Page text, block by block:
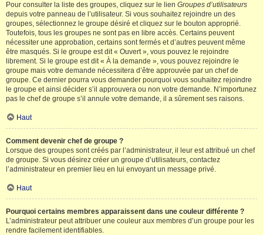
Pour consulter la liste des groupes, cliquez sur le lien Groupes d’utilisateurs
depuis votre panneau de l’utilisateur. Si vous souhaitez rejoindre un des
groupes, sélectionnez le groupe désiré et cliquez sur le bouton approprié.
Toutefois, tous les groupes ne sont pas en libre accès. Certains peuvent
nécessiter une approbation, certains sont fermés et d’autres peuvent même
être masqués. Si le groupe est dit « Ouvert », vous pouvez le rejoindre
librement. Si le groupe est dit « À la demande », vous pouvez rejoindre le
groupe mais votre demande nécessitera d’être approuvée par un chef de
groupe. Ce dernier pourra vous demander pourquoi vous souhaitez rejoindre
le groupe et ainsi décider s’il approuvera ou non votre demande. N’importunez
pas le chef de groupe s’il annule votre demande, il a sûrement ses raisons.
Haut
Comment devenir chef de groupe ?
Lorsque des groupes sont créés par l’administrateur, il leur est attribué un chef
de groupe. Si vous désirez créer un groupe d’utilisateurs, contactez
l’administrateur en premier lieu en lui envoyant un message privé.
Haut
Pourquoi certains membres apparaissent dans une couleur différente ?
L’administrateur peut attribuer une couleur aux membres d’un groupe pour les
rendre facilement identifiables.